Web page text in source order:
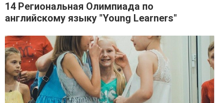
14 Региональная Олимпиада по
английскому языку "Young Learners"